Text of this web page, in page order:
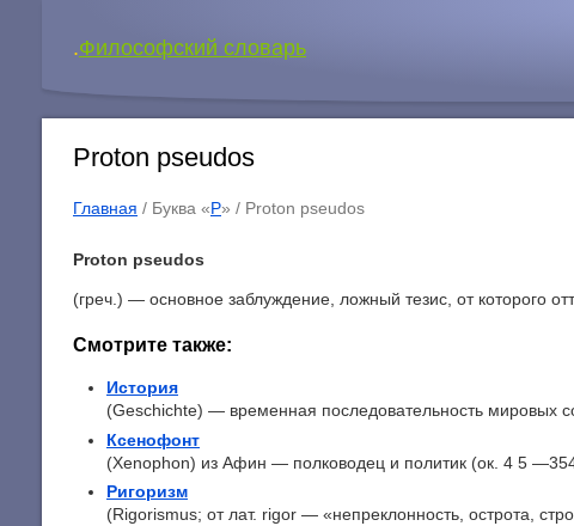
.Философский словарь
Proton pseudos
Главная / Буква «P» / Proton pseudos
Proton pseudos
(греч.) — основное заблуждение, ложный тезис, от которого
Смотрите также:
История
(Geschichte) — временная последовательность мировых
Ксенофонт
(Xenophon) из Афин — полководец и политик (ок. 4 5
Ригоризм
(Rigorismus; от лат. rigor — «непреклонность, острота,